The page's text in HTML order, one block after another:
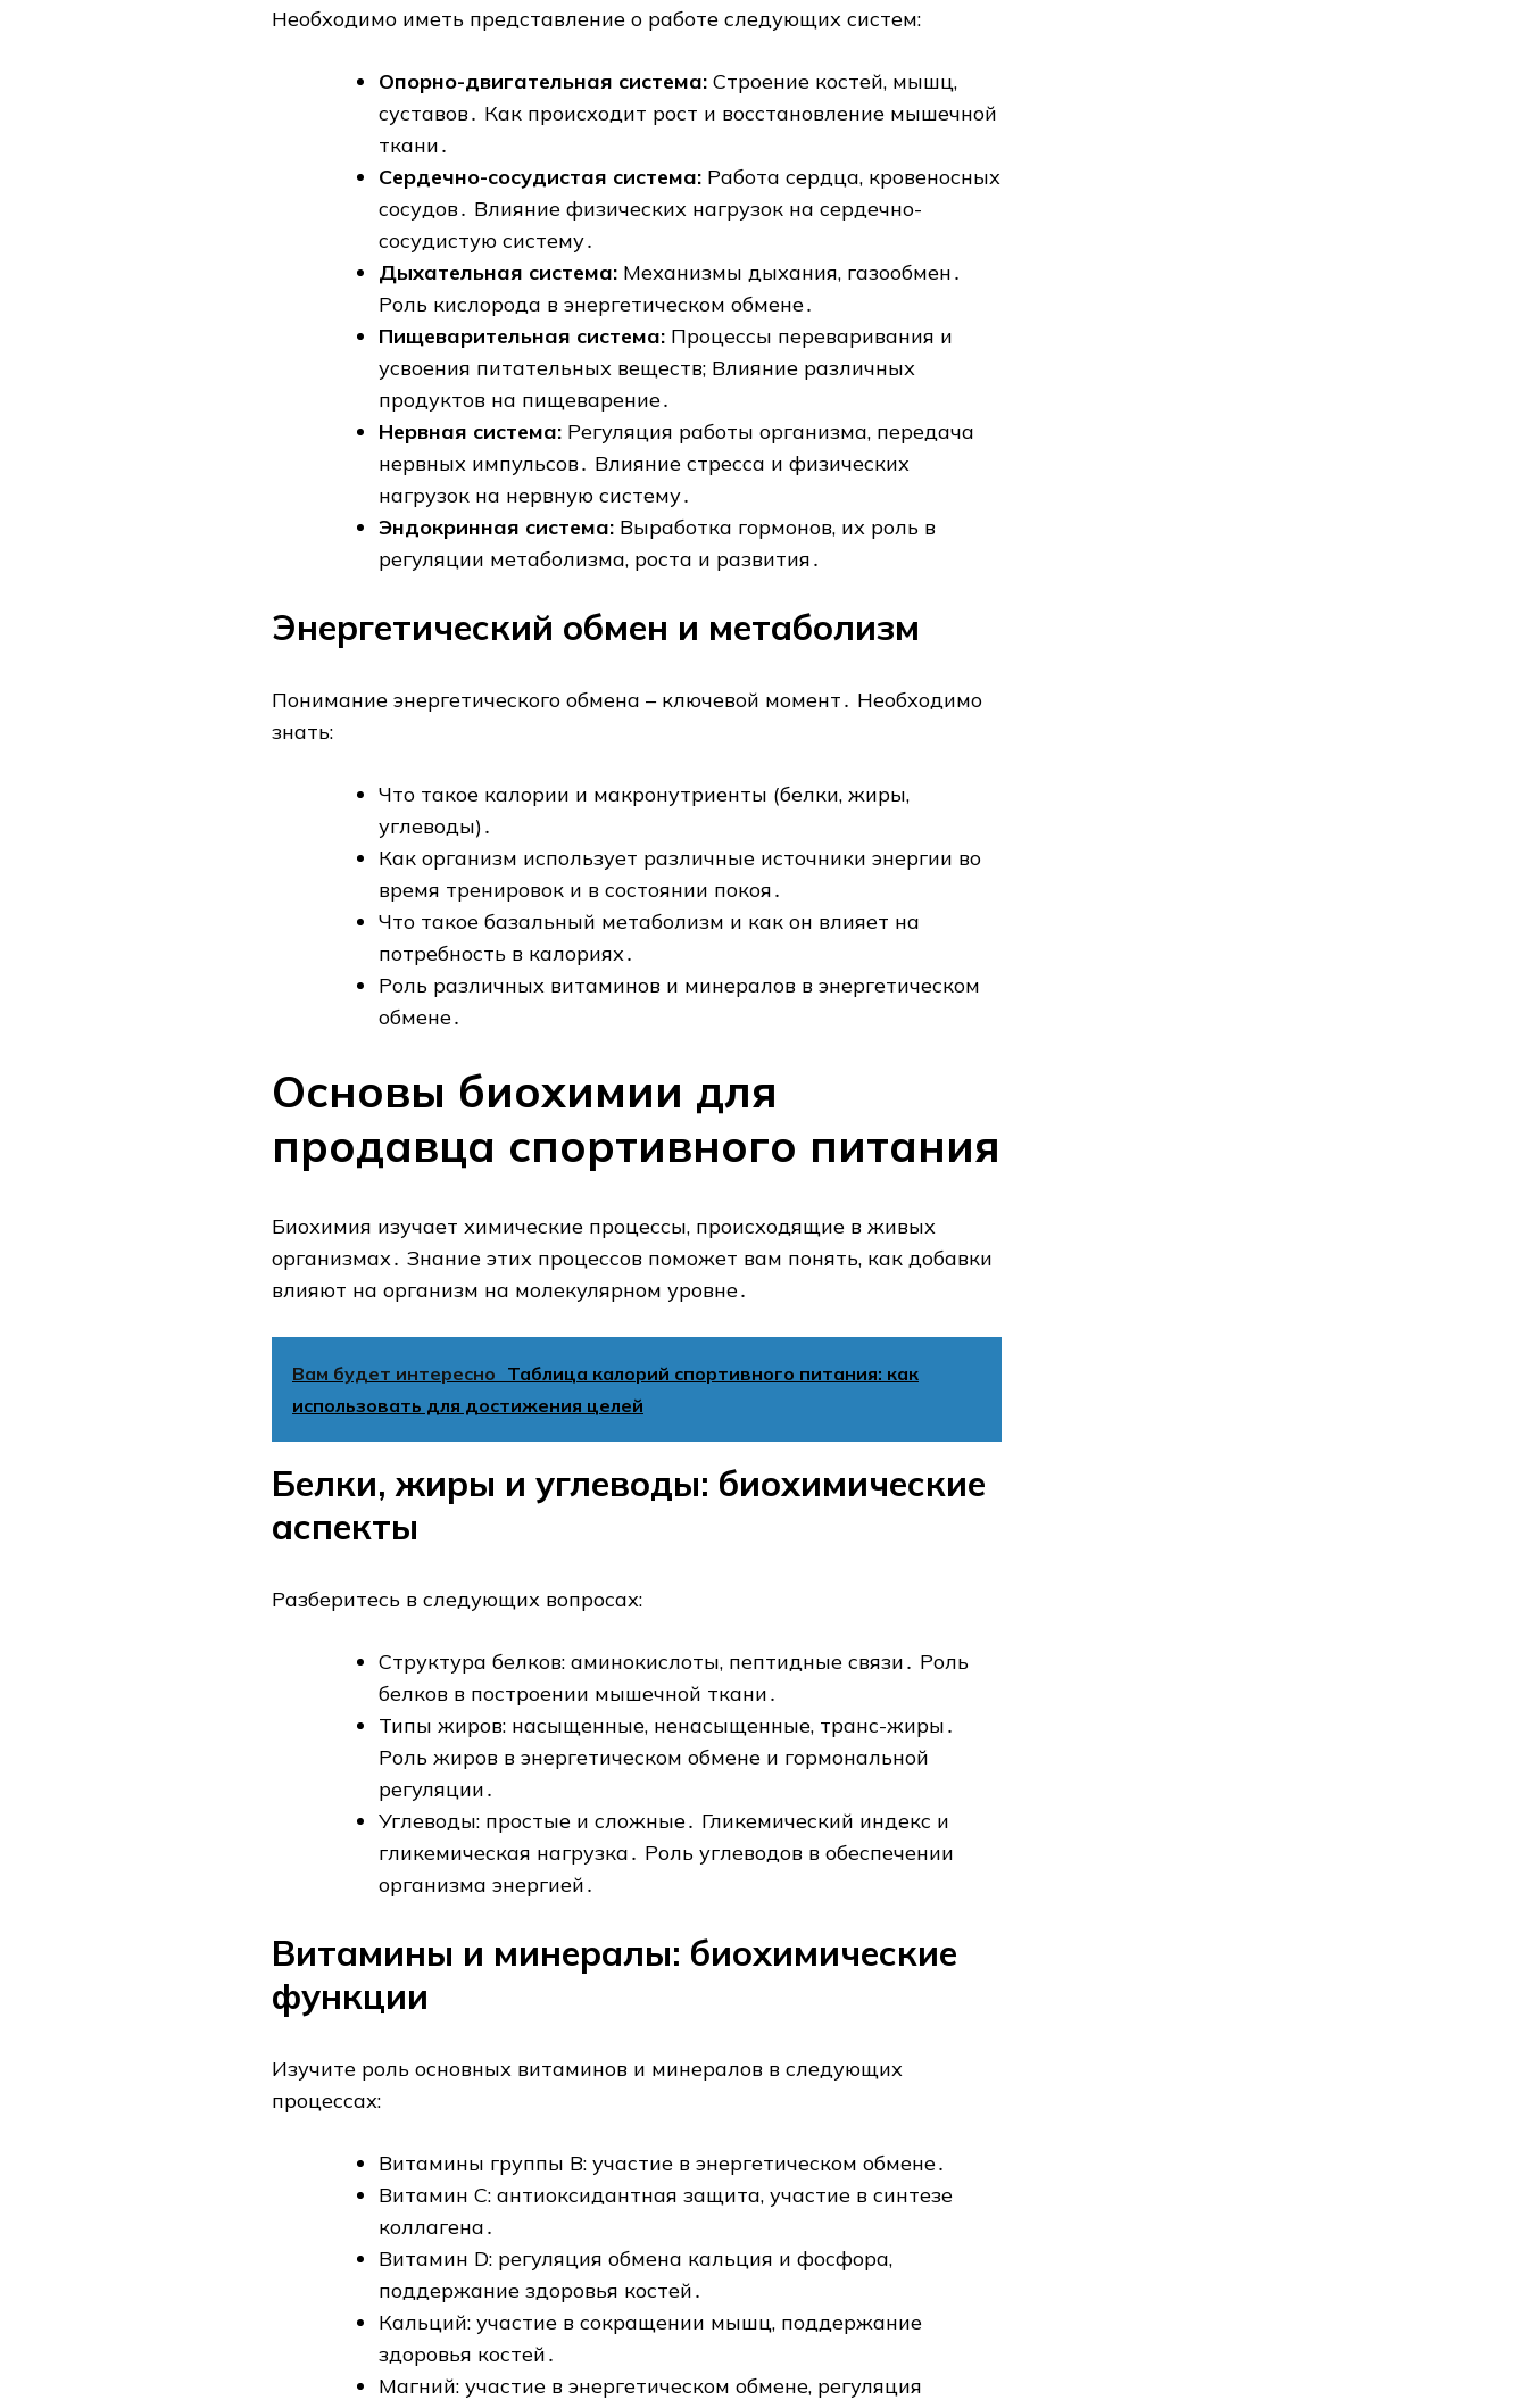
Необходимо иметь представление о работе следующих систем:
Опорно-двигательная система: Строение костей, мышц,
суставов․ Как происходит рост и восстановление мышечной
ткани․
Сердечно-сосудистая система: Работа сердца, кровеносных
сосудов․ Влияние физических нагрузок на сердечно-
сосудистую систему․
Дыхательная система: Механизмы дыхания, газообмен․
Роль кислорода в энергетическом обмене․
Пищеварительная система: Процессы переваривания и
усвоения питательных веществ; Влияние различных
продуктов на пищеварение․
Нервная система: Регуляция работы организма, передача
нервных импульсов․ Влияние стресса и физических
нагрузок на нервную систему․
Эндокринная система: Выработка гормонов, их роль в
регуляции метаболизма, роста и развития․
Энергетический обмен и метаболизм
Понимание энергетического обмена – ключевой момент․ Необходимо
знать:
Что такое калории и макронутриенты (белки, жиры,
углеводы)․
Как организм использует различные источники энергии во
время тренировок и в состоянии покоя․
Что такое базальный метаболизм и как он влияет на
потребность в калориях․
Роль различных витаминов и минералов в энергетическом
обмене․
Основы биохимии для
продавца спортивного питания
Биохимия изучает химические процессы, происходящие в живых
организмах․ Знание этих процессов поможет вам понять, как добавки
влияют на организм на молекулярном уровне․
Вам будет интересно Таблица калорий спортивного питания: как
использовать для достижения целей
Белки, жиры и углеводы: биохимические
аспекты
Разберитесь в следующих вопросах:
Структура белков: аминокислоты, пептидные связи․ Роль
белков в построении мышечной ткани․
Типы жиров: насыщенные, ненасыщенные, транс-жиры․
Роль жиров в энергетическом обмене и гормональной
регуляции․
Углеводы: простые и сложные․ Гликемический индекс и
гликемическая нагрузка․ Роль углеводов в обеспечении
организма энергией․
Витамины и минералы: биохимические
функции
Изучите роль основных витаминов и минералов в следующих
процессах:
Витамины группы B: участие в энергетическом обмене․
Витамин C: антиоксидантная защита, участие в синтезе
коллагена․
Витамин D: регуляция обмена кальция и фосфора,
поддержание здоровья костей․
Кальций: участие в сокращении мышц, поддержание
здоровья костей․
Магний: участие в энергетическом обмене, регуляция